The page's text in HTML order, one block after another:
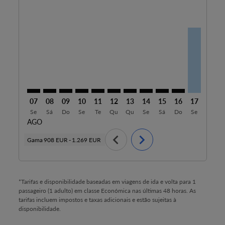
07
Se
AGO
08
Sá
09
Do
10
Se
11
Te
12
Qu
13
Qu
14
Se
15
Sá
16
Do
17
Se
Gama 908 EUR - 1.269 EUR chevron_left chevron_right
*Tarifas e disponibilidade baseadas em viagens de ida e volta para 1
passageiro (1 adulto) em classe Económica nas últimas 48 horas. As
tarifas incluem impostos e taxas adicionais e estão sujeitas à
disponibilidade.